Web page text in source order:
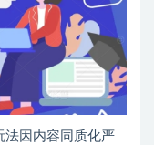
法因内容同质化严